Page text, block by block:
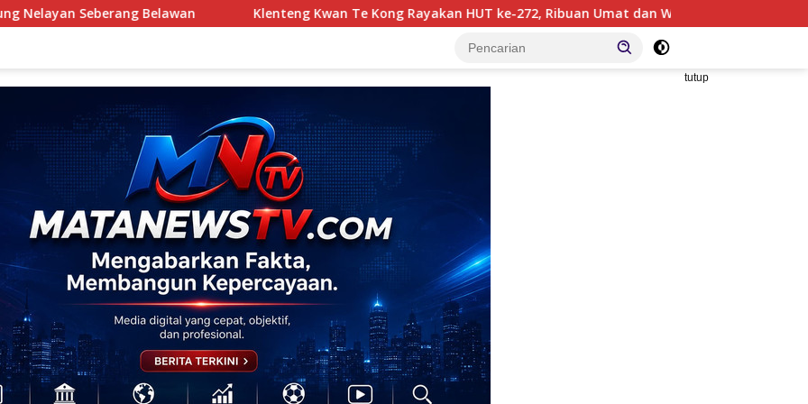
Klenteng Kwan Te Kong Rayakan HUT ke-272, Ribuan Umat dan Warga Hadiri Puncak Perayaan
tutup